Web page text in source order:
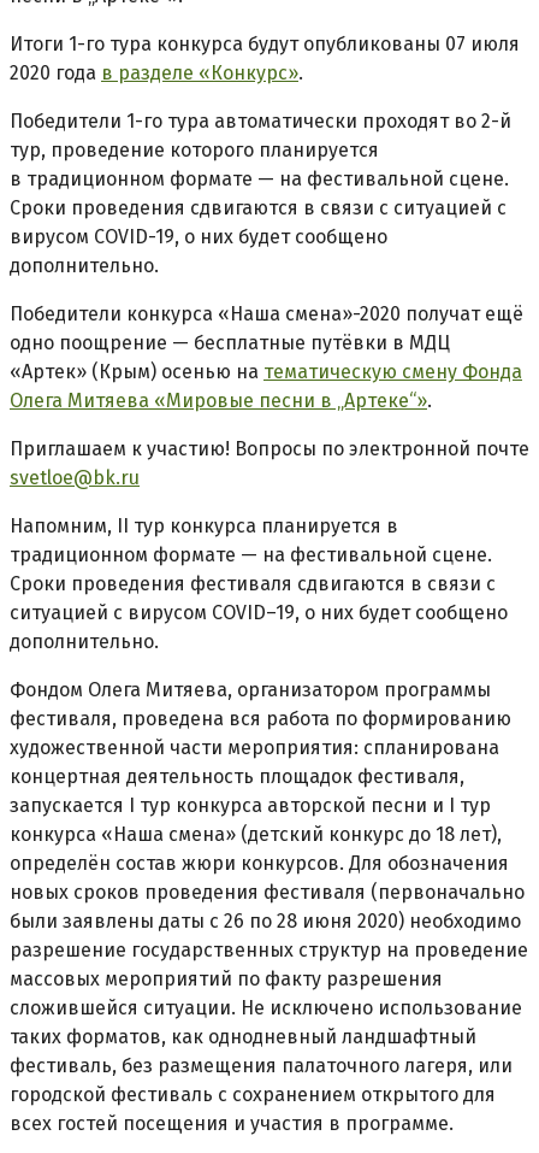
Итоги 1-го тура конкурса будут опубликованы 07 июля
2020 года в разделе «Конкурс».
Победители 1-го тура автоматически проходят во 2-й
тур, проведение которого планируется
в традиционном формате — на фестивальной сцене.
Сроки проведения сдвигаются в связи с ситуацией с
вирусом COVID-19, о них будет сообщено
дополнительно.
Победители конкурса «Наша смена»-2020 получат ещё
одно поощрение — бесплатные путёвки в МДЦ
«Артек» (Крым) осенью на тематическую смену Фонда
Олега Митяева «Мировые песни в „Артеке“».
Приглашаем к участию! Вопросы по электронной почте
svetloe@bk.ru
Напомним, II тур конкурса планируется в
традиционном формате — на фестивальной сцене.
Сроки проведения фестиваля сдвигаются в связи с
ситуацией с вирусом COVID–19, о них будет сообщено
дополнительно.
Фондом Олега Митяева, организатором программы
фестиваля, проведена вся работа по формированию
художественной части мероприятия: спланирована
концертная деятельность площадок фестиваля,
запускается I тур конкурса авторской песни и I тур
конкурса «Наша смена» (детский конкурс до 18 лет),
определён состав жюри конкурсов. Для обозначения
новых сроков проведения фестиваля (первоначально
были заявлены даты с 26 по 28 июня 2020) необходимо
разрешение государственных структур на проведение
массовых мероприятий по факту разрешения
сложившейся ситуации. Не исключено использование
таких форматов, как однодневный ландшафтный
фестиваль, без размещения палаточного лагеря, или
городской фестиваль с сохранением открытого для
всех гостей посещения и участия в программе.